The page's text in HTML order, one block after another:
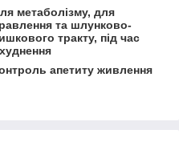
метаболізму, для
та шлунково-
тракту, під час
апетиту живлення